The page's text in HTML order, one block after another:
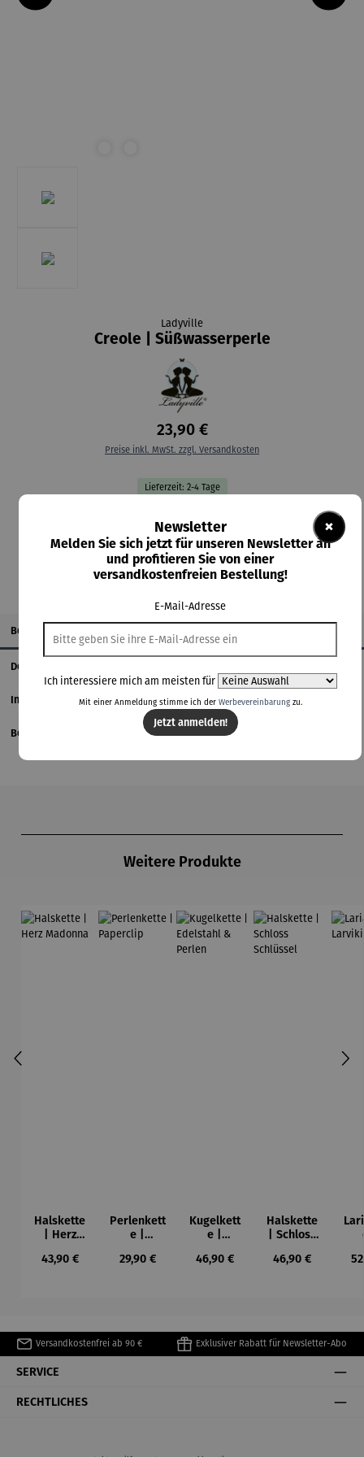
Ladyville
Creole | Süßwasserperle
23,90 €
Preise inkl. MwSt. zzgl. Versandkosten
Lieferzeit: 2-4 Tage
In den Warenkorb
Beschreibung
Details
Informationen zum Hersteller
Bewertungen
Weitere Produkte
Halskette
| Herz
Regulärer Preis:
43,90 €
Perlenkett
e |
Regulärer Preis:
29,90 €
Kugelkett
e |
& Perlen
Regulärer Preis:
46,90 €
Halskette
| Schloss
Regulärer Preis:
46,90 €
Versandkostenfrei ab 90 € Exklusiver Rabatt für Newsletter-Abo
SERVICE
RECHTLICHES
×
Newsletter
Melden Sie sich jetzt für unseren Newsletter an
und profitieren Sie von einer
versandkostenfreien Bestellung!
E-Mail-Adresse
Ich interessiere mich am meisten für
Mit einer Anmeldung stimme ich der Werbevereinbarungzu.
Jetzt anmelden!